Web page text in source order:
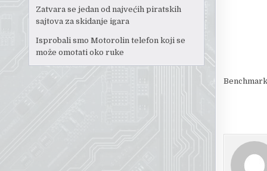
Zatvara se jedan od najvećih piratskih
sajtova za skidanje igara
Isprobali smo Motorolin telefon koji se
može omotati oko ruke